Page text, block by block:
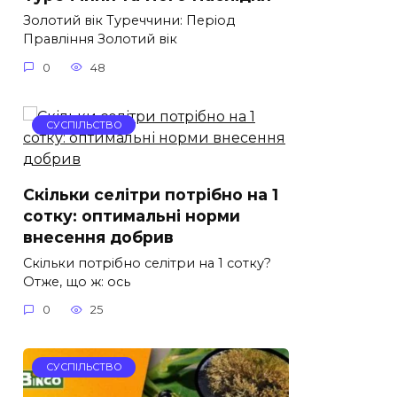
Золотий вік Туреччини: Період
Правління Золотий вік
0 48
СУСПІЛЬСТВО
Скільки селітри потрібно на 1
сотку: оптимальні норми
внесення добрив
Скільки потрібно селітри на 1 сотку?
Отже, що ж: ось
0 25
СУСПІЛЬСТВО